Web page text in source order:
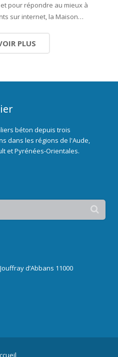
pour répondre au mieux à
sur internet, la Maison…
PLUS
béton depuis trois
dans les régions de l'Aude,
et Pyrénées-Orientales.
d’Abbans 11000